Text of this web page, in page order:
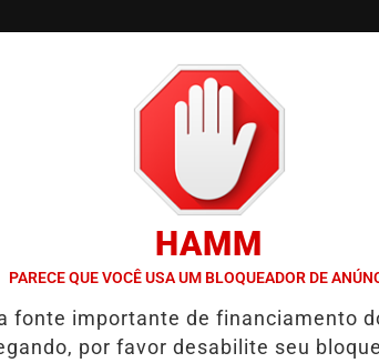
COLUNAS / EMPREGOS
PRESERVAÇÃO DA QUALIDADE DE VIDA
HAMM
PARECE QUE VOCÊ USA UM BLOQUEADOR DE
fonte importante de financiamento
por favor desabilite seu